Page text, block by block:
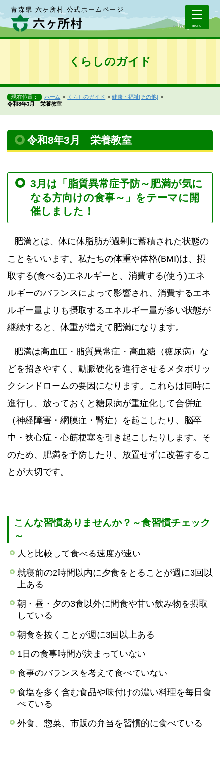
青森県 六ヶ所村 公式ホームページ
menu
くらしのガイド
現在位置： ホーム くらしのガイド
健康・福祉[その他]
令和8年3月 栄養教室
令和8年3月 栄養教室
3月は「脂質異常症予防～肥満が気に
なる方向けの食事～」をテーマに開
催しました！
肥満とは、体に体脂肪が過剰に蓄積された状態の
ことをいいます。私たちの体重や体格(BMI)は、摂
取する(食べる)エネルギーと、消費する(使う)エネ
ルギーのバランスによって影響され、 消費するエネ
ルギー量よりも摂取するエネルギー量が多い状態が
継続すると、体重が増えて肥満になります。
肥満は高血圧・脂質異常症・高血糖（糖尿病）な
どを招きやすく、動脈硬化を進行させるメタボリッ
クシンドロームの要因になります。これらは同時に
進行し、放っておくと糖尿病が重症化して合併症
（神経障害・網膜症・腎症）を起こしたり、脳卒
中・狭心症・心筋梗塞を引き起こしたりします。そ
のため、肥満を予防したり、放置せずに改善するこ
とが大切です。
こんな習慣ありませんか？～食習慣チェック
～
人と比較して食べる速度が速い
就寝前の2時間以内に夕食をとることが週に3回以
上ある
朝・昼・夕の3食以外に間食や甘い飲み物を摂取
している
朝食を抜くことが週に3回以上ある
1日の食事時間が決まっていない
食事のバランスを考えて食べていない
食塩を多く含む食品や味付けの濃い料理を毎日食
べている
外食、惣菜、市販の弁当を習慣的に食べている